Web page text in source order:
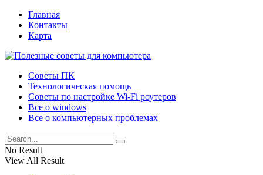
Главная
Контакты
Карта
Советы ПК
Технологическая помощь
Советы по настройке Wi-Fi роутеров
Все о windows
Все о компьютерных проблемах
No Result
View All Result